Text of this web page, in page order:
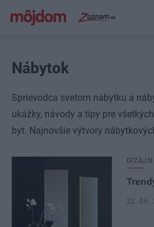
Nábytok
Sprievodca svetom nábytku a
ukážky, návody a tipy pre
byt. Najnovšie výtvory
DIZAJN
22. 06.